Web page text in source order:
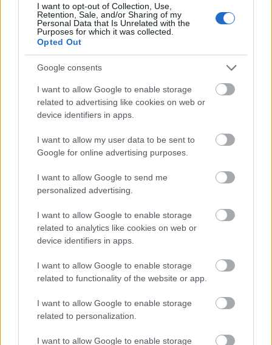
I want to opt-out of Collection, Use,
Retention, Sale, and/or Sharing of my
Personal Data that Is Unrelated with the
Purposes for which it was collected.
Opted Out
Google consents
I want to allow Google to enable storage
related to advertising like cookies on web or
device identifiers in apps.
I want to allow my user data to be sent to
Google for online advertising purposes.
I want to allow Google to send me
personalized advertising.
I want to allow Google to enable storage
related to analytics like cookies on web or
device identifiers in apps.
I want to allow Google to enable storage
related to functionality of the website or app.
I want to allow Google to enable storage
related to personalization.
I want to allow Google to enable storage
kollégiumban a támadás idején, amely a második
emeletre omlott. Negyvenketten megsebesültek.
Köztük mentést végzők is vannak, akiket a harmadik
támadási hullám ért el. Tűzoltók nyilatkoztak arról,
hogy a mentést nyilvánvalóan tudatosan
nehezítették a további csapásokkal.
MOSZKVA VÁLASZRAKÉTÁZÁS UKRAJNÁRA.
Ukrajna oroszországi polgári célpontok elleni
nagyszabású csapást mértek Oresnyik ballisztikus
rakétákkal, Iszkander aeroballisztikus rakétákkal,
Kinzsal hiperszonikus aeroballisztikus rakétákkal,
Cirkon cirkálórakétákkal, légi, tengeri és szárazföldi
cirkálórakétákkal, valamint pilóta nélküli repülőkkel
Ukrajna egyes katonai parancsnoki
irányítóközpontjaira, védelmi ipari vállalataira”–
jelentette vasárnap az orosz védelmi minisztérium.
Egy későbbi híradásban leszögezték: polgári
célpontok támadását nem tervezték és nem is
hajtottak végre ilyet. További orosz források szerint
kikötői célpontokat, olajfinomítókat értek találatok.
23-án este az oroszok megtámadták Kijevet, más